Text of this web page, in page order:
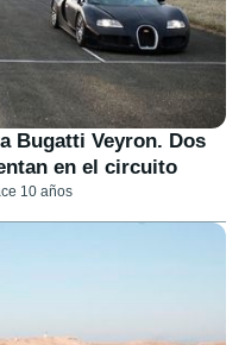
Bugatti Veyron. Dos
en el circuito
10 años